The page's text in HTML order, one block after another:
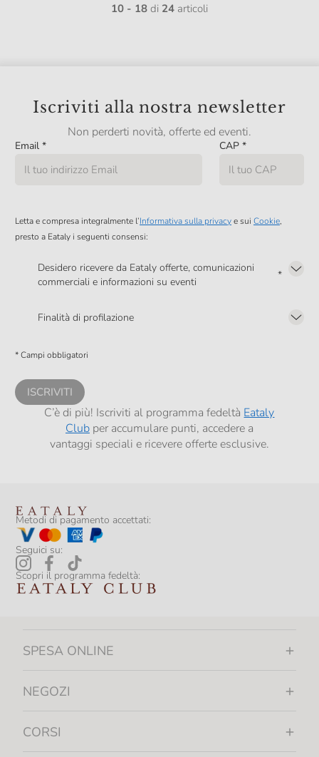
10 - 18 di 24 articoli
Iscriviti alla nostra newsletter
Non perderti novità, offerte ed eventi.
Email * CAP *
Letta e compresa integralmente l’Informativa sulla privacye sui Cookie,
presto a Eataly i seguenti consensi:
Desidero ricevere da Eataly offerte, comunicazioni
commerciali e informazioni su eventi
*
Finalità di profilazione
comunicazioni commerciali personalizzate, in caso di consenso prestato ai
* Campi obbligatori
ISCRIVITI
C’è di più! Iscriviti al programma fedeltà Eataly
Clubper accumulare punti, accedere a
vantaggi speciali e ricevere offerte esclusive.
Metodi di pagamento accettati:
Seguici su:
Scopri il programma fedeltà:
SPESA ONLINE
NEGOZI
CORSI